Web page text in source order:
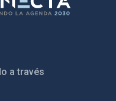
a través